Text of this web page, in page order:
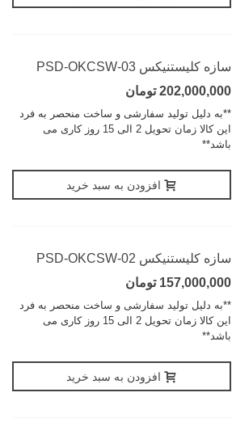
سازه کلیستنیکس PSD-OKCSW-03
202,000,000 تومان
**به دلیل تولید سفارشی و ساخت منحصر به فرد
این کالا زمان تحویل 2 الی 15 روز کاری می
باشد**
افزودن به سبد خرید
سازه کلیستنیکس PSD-OKCSW-02
157,000,000 تومان
**به دلیل تولید سفارشی و ساخت منحصر به فرد
این کالا زمان تحویل 2 الی 15 روز کاری می
باشد**
افزودن به سبد خرید